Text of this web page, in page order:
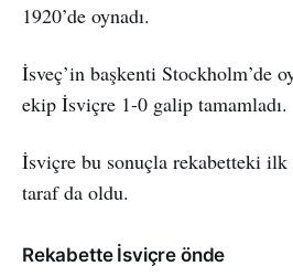
1920’de oynadı.
İsveç’in başkenti Stockholm’de
ekip İsviçre 1-0 galip tamamladı.
İsviçre bu sonuçla rekabetteki
taraf da oldu.
Rekabette İsviçre önde